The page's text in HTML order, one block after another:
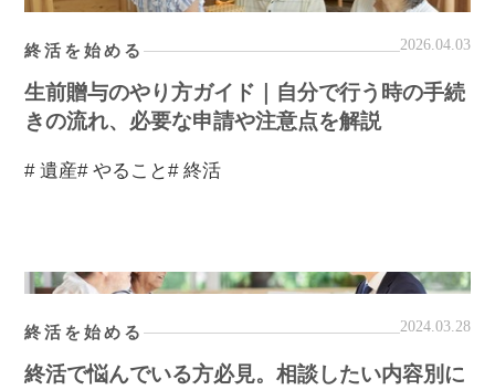
終活を始める 2026.04.03
生前贈与のやり方ガイド｜自分で行う時の手続
きの流れ、必要な申請や注意点を解説
# 遺産# やること# 終活
終活を始める 2024.03.28
終活で悩んでいる方必見。相談したい内容別に